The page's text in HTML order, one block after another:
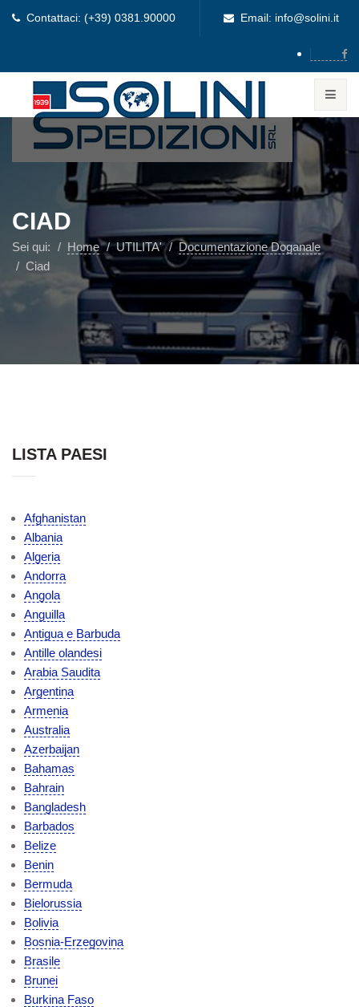
Contattaci: (+39) 0381.90000 Email: info@solini.it
CIAD
Sei qui: Home UTILITA'
Documentazione Doganale
Ciad
LISTA PAESI
Afghanistan
Albania
Algeria
Andorra
Angola
Anguilla
Antigua e Barbuda
Antille olandesi
Arabia Saudita
Argentina
Armenia
Australia
Azerbaijan
Bahamas
Bahrain
Bangladesh
Barbados
Belize
Benin
Bermuda
Bielorussia
Bolivia
Bosnia-Erzegovina
Brasile
Brunei
Burkina Faso